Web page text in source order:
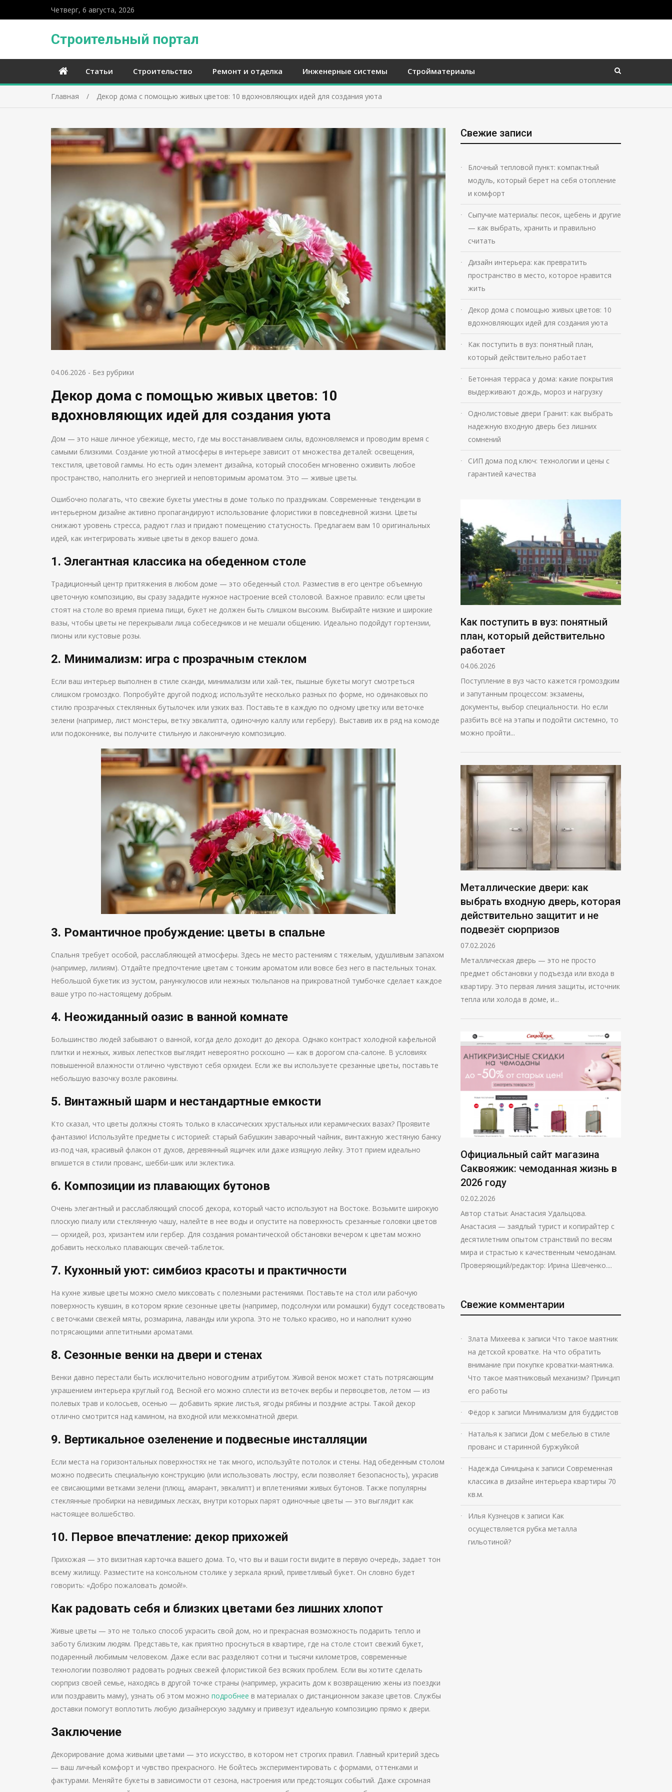
Четверг, 6 августа, 2026
Строительный портал
Статьи Строительство Ремонт и отделка Инженерные системы Стройматериалы
Главная Декор дома с помощью живых цветов: 10 вдохновляющих идей для создания уюта
04.06.2026 - Без рубрики
Декор дома с помощью живых цветов: 10
вдохновляющих идей для создания уюта
Дом — это наше личное убежище, место, где мы восстанавливаем силы, вдохновляемся и проводим время с
самыми близкими. Создание уютной атмосферы в интерьере зависит от множества деталей: освещения,
текстиля, цветовой гаммы. Но есть один элемент дизайна, который способен мгновенно оживить любое
пространство, наполнить его энергией и неповторимым ароматом. Это — живые цветы.
Ошибочно полагать, что свежие букеты уместны в доме только по праздникам. Современные тенденции в
интерьерном дизайне активно пропагандируют использование флористики в повседневной жизни. Цветы
снижают уровень стресса, радуют глаз и придают помещению статусность. Предлагаем вам 10 оригинальных
идей, как интегрировать живые цветы в декор вашего дома.
1. Элегантная классика на обеденном столе
Традиционный центр притяжения в любом доме — это обеденный стол. Разместив в его центре объемную
цветочную композицию, вы сразу зададите нужное настроение всей столовой. Важное правило: если цветы
стоят на столе во время приема пищи, букет не должен быть слишком высоким. Выбирайте низкие и широкие
вазы, чтобы цветы не перекрывали лица собеседников и не мешали общению. Идеально подойдут гортензии,
пионы или кустовые розы.
2. Минимализм: игра с прозрачным стеклом
Если ваш интерьер выполнен в стиле сканди, минимализм или хай-тек, пышные букеты могут смотреться
слишком громоздко. Попробуйте другой подход: используйте несколько разных по форме, но одинаковых по
стилю прозрачных стеклянных бутылочек или узких ваз. Поставьте в каждую по одному цветку или веточке
зелени (например, лист монстеры, ветку эвкалипта, одиночную каллу или герберу). Выставив их в ряд на комоде
или подоконнике, вы получите стильную и лаконичную композицию.
3. Романтичное пробуждение: цветы в спальне
Спальня требует особой, расслабляющей атмосферы. Здесь не место растениям с тяжелым, удушливым запахом
(например, лилиям). Отдайте предпочтение цветам с тонким ароматом или вовсе без него в пастельных тонах.
Небольшой букетик из эустом, ранункулюсов или нежных тюльпанов на прикроватной тумбочке сделает каждое
ваше утро по-настоящему добрым.
4. Неожиданный оазис в ванной комнате
Большинство людей забывают о ванной, когда дело доходит до декора. Однако контраст холодной кафельной
плитки и нежных, живых лепестков выглядит невероятно роскошно — как в дорогом спа-салоне. В условиях
повышенной влажности отлично чувствуют себя орхидеи. Если же вы используете срезанные цветы, поставьте
небольшую вазочку возле раковины.
5. Винтажный шарм и нестандартные емкости
Кто сказал, что цветы должны стоять только в классических хрустальных или керамических вазах? Проявите
фантазию! Используйте предметы с историей: старый бабушкин заварочный чайник, винтажную жестяную банку
из-под чая, красивый флакон от духов, деревянный ящичек или даже изящную лейку. Этот прием идеально
впишется в стили прованс, шебби-шик или эклектика.
6. Композиции из плавающих бутонов
Очень элегантный и расслабляющий способ декора, который часто используют на Востоке. Возьмите широкую
плоскую пиалу или стеклянную чашу, налейте в нее воды и опустите на поверхность срезанные головки цветов
— орхидей, роз, хризантем или гербер. Для создания романтической обстановки вечером к цветам можно
добавить несколько плавающих свечей-таблеток.
7. Кухонный уют: симбиоз красоты и практичности
На кухне живые цветы можно смело миксовать с полезными растениями. Поставьте на стол или рабочую
поверхность кувшин, в котором яркие сезонные цветы (например, подсолнухи или ромашки) будут соседствовать
с веточками свежей мяты, розмарина, лаванды или укропа. Это не только красиво, но и наполнит кухню
потрясающими аппетитными ароматами.
8. Сезонные венки на двери и стенах
Венки давно перестали быть исключительно новогодним атрибутом. Живой венок может стать потрясающим
украшением интерьера круглый год. Весной его можно сплести из веточек вербы и первоцветов, летом — из
полевых трав и колосьев, осенью — добавить яркие листья, ягоды рябины и поздние астры. Такой декор
отлично смотрится над камином, на входной или межкомнатной двери.
9. Вертикальное озеленение и подвесные инсталляции
Если места на горизонтальных поверхностях не так много, используйте потолок и стены. Над обеденным столом
можно подвесить специальную конструкцию (или использовать люстру, если позволяет безопасность), украсив
ее свисающими ветками зелени (плющ, амарант, эвкалипт) и вплетениями живых бутонов. Также популярны
стеклянные пробирки на невидимых лесках, внутри которых парят одиночные цветы — это выглядит как
настоящее волшебство.
10. Первое впечатление: декор прихожей
Прихожая — это визитная карточка вашего дома. То, что вы и ваши гости видите в первую очередь, задает тон
всему жилищу. Разместите на консольном столике у зеркала яркий, приветливый букет. Он словно будет
говорить: «Добро пожаловать домой!».
Как радовать себя и близких цветами без лишних хлопот
Живые цветы — это не только способ украсить свой дом, но и прекрасная возможность подарить тепло и
заботу близким людям. Представьте, как приятно проснуться в квартире, где на столе стоит свежий букет,
подаренный любимым человеком. Даже если вас разделяют сотни и тысячи километров, современные
технологии позволяют радовать родных свежей флористикой без всяких проблем. Если вы хотите сделать
сюрприз своей семье, находясь в другой точке страны (например, украсить дом к возвращению жены из поездки
или поздравить маму), узнать об этом можно подробнее в материалах о дистанционном заказе цветов. Службы
доставки помогут воплотить любую дизайнерскую задумку и привезут идеальную композицию прямо к двери.
Заключение
Декорирование дома живыми цветами — это искусство, в котором нет строгих правил. Главный критерий здесь
— ваш личный комфорт и чувство прекрасного. Не бойтесь экспериментировать с формами, оттенками и
фактурами. Меняйте букеты в зависимости от сезона, настроения или предстоящих событий. Даже скромная
Свежие записи
Блочный тепловой пункт: компактный
модуль, который берет на себя отопление
и комфорт
Сыпучие материалы: песок, щебень и другие
— как выбрать, хранить и правильно
считать
Дизайн интерьера: как превратить
пространство в место, которое нравится
жить
Декор дома с помощью живых цветов: 10
вдохновляющих идей для создания уюта
Как поступить в вуз: понятный план,
который действительно работает
Бетонная терраса у дома: какие покрытия
выдерживают дождь, мороз и нагрузку
Однолистовые двери Гранит: как выбрать
надежную входную дверь без лишних
сомнений
СИП дома под ключ: технологии и цены с
гарантией качества
Как поступить в вуз: понятный
план, который действительно
работает
04.06.2026
Поступление в вуз часто кажется громоздким
и запутанным процессом: экзамены,
документы, выбор специальности. Но если
разбить всё на этапы и подойти системно, то
можно пройти...
Металлические двери: как
выбрать входную дверь, которая
действительно защитит и не
подвезёт сюрпризов
07.02.2026
Металлическая дверь — это не просто
предмет обстановки у подъезда или входа в
квартиру. Это первая линия защиты, источник
тепла или холода в доме, и...
Официальный сайт магазина
Саквояжик: чемоданная жизнь в
2026 году
02.02.2026
Автор статьи: Анастасия Удальцова.
Анастасия — заядлый турист и копирайтер с
десятилетним опытом странствий по весям
мира и страстью к качественным чемоданам.
Проверяющий/редактор: Ирина Шевченко....
Свежие комментарии
Злата Михеева к записи Что такое маятник
на детской кроватке. На что обратить
внимание при покупке кроватки-маятника.
Что такое маятниковый механизм? Принцип
его работы
Фёдор к записи Минимализм для буддистов
Наталья к записи Дом с мебелью в стиле
прованс и старинной буржуйкой
Надежда Синицына к записи Современная
классика в дизайне интерьера квартиры 70
кв.м.
Илья Кузнецов к записи Как
осуществляется рубка металла
гильотиной?